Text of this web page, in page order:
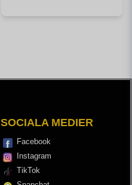
SOCIALA MEDIER
Facebook
Instagram
TikTok